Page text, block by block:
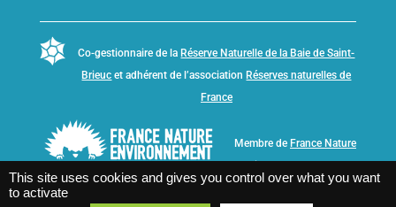
Co-gestionnaire de la Réserve Naturelle de la Baie de Saint-
Brieuc et adhérent de l’association Réserves naturelles de
France
Membre de France Nature
This site uses cookies and gives you control over what you want
to activate